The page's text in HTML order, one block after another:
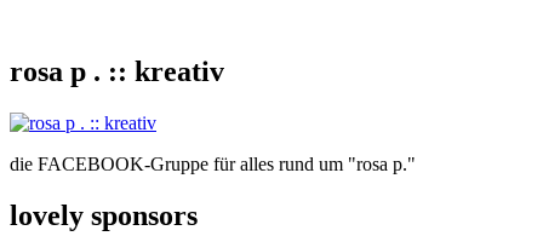
rosa p . :: kreativ
die FACEBOOK-Gruppe für alles rund um "rosa p."
lovely sponsors